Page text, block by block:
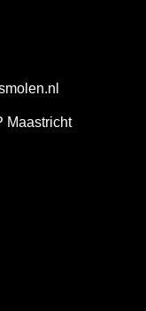
Maastricht